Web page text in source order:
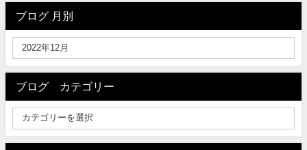
ブログ 月別
ブログ カテゴリー